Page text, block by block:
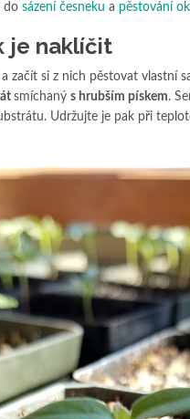
do sázení česneku a pěstování
je naklíčit
začít si z nich pěstovat vlastní
smíchaný s hrubším pískem.
Udržujte je pak při